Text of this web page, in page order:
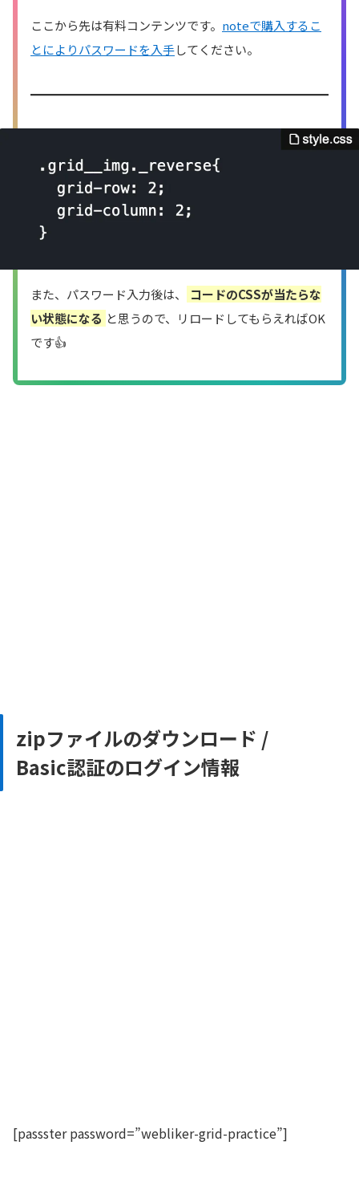
ここから先は有料コンテンツです。 noteで購入するこ
とによりパスワードを入手してください。
また、パスワード入力後は、
コードのCSSが当たらな
い状態になる と思うので、リロードしてもらえればOK
です👍
zipファイルのダウンロード /
Basic認証のログイン情報
[passster password=”webliker-grid-practice”]